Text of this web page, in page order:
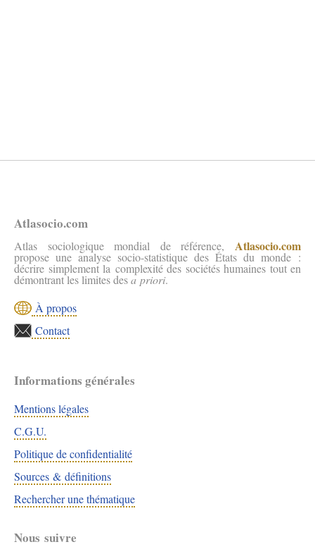
Atlasocio.com
Atlas sociologique mondial de référence, Atlasocio.com
propose une analyse socio-statistique des États du monde :
décrire simplement la complexité des sociétés humaines tout en
démontrant les limites desa priori.
À propos
Contact
Informations générales
Mentions légales
C.G.U.
Politique de confidentialité
Sources & définitions
Rechercher une thématique
Nous suivre